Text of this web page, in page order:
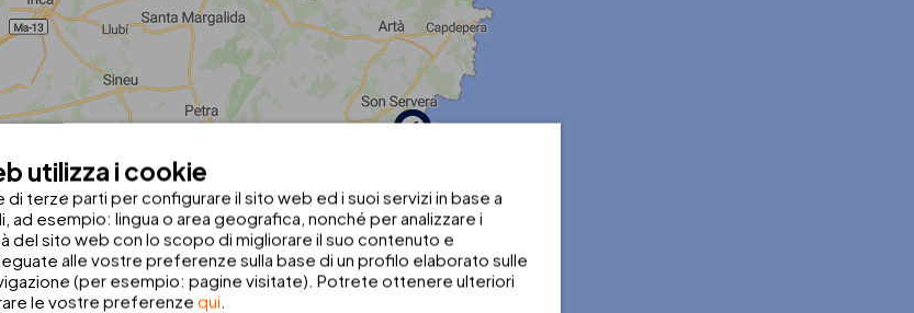
utilizza i cookie
terze parti per configurare il sito web ed i suoi servizi in base a
ad esempio: lingua o area geografica, nonché per analizzare i
del sito web con lo scopo di migliorare il suo contenuto e
alle vostre preferenze sulla base di un profilo elaborato sulle
(per esempio: pagine visitate). Potrete ottenere ulteriori
le vostre preferenze qui